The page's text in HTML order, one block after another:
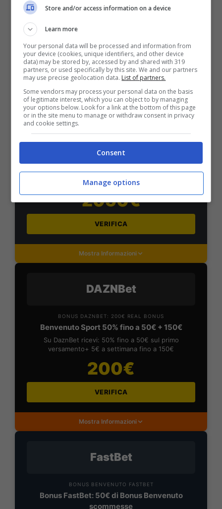
VERIFICA
Mostra Informazioni
PlanetWin365
Planetwin365: 2050€ per sport e scommesse
Iscrivendoti a PlanetWin365 ricevi: 100% fino a 2000€
in Bonus Scommesse + 100% fino a 50€ in Bonus
Sport
2050€
VERIFICA
Mostra Informazioni
DAZNBet
BONUS DAZNBET: 200€ REAL BONUS
Benvenuto Sport 50% fino a 50€ + 150€
Su DaznBet ricevi: 50% fino a 50€ sul primo
versamento+ 5€ a settimana fino a 150€
200€
VERIFICA
Mostra Informazioni
FastBet
BONUS BENVENUTO FASTBET
Bonus FastBet: 50€ di Bonus Benvenuto
scommesse
Store and/or access information on a device
Learn more
Your personal data will be processed and information from
your device (cookies, unique identifiers, and other device
data) may be stored by, accessed by and shared with 319
partners, or used specifically by this site. We and our partners
may use precise geolocation data. List of partners.
Some vendors may process your personal data on the basis
of legitimate interest, which you can object to by managing
your options below. Look for a link at the bottom of this page
or in the site menu to manage or withdraw consent in privacy
and cookie settings.
Consent
Manage options